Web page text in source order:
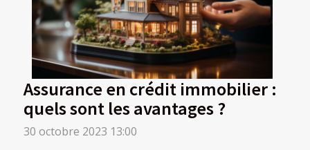
Assurance en crédit immobilier :
quels sont les avantages ?
30 octobre 2023 13:00